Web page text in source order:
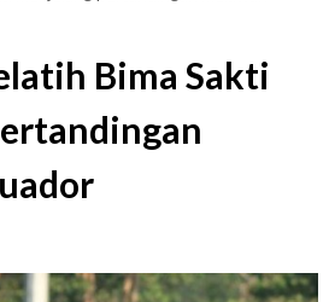
Bima Sakti